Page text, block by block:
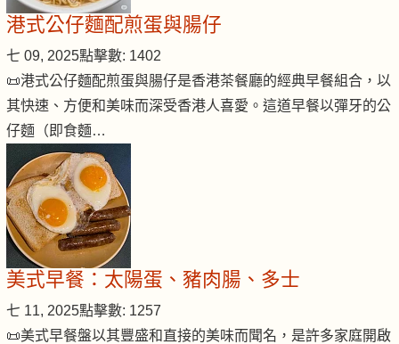
港式公仔麵配煎蛋與腸仔
七 09, 2025點擊數: 1402
📜港式公仔麵配煎蛋與腸仔是香港茶餐廳的經典早餐組合，以
其快速、方便和美味而深受香港人喜愛。這道早餐以彈牙的公
仔麵（即食麵…
美式早餐：太陽蛋、豬肉腸、多士
七 11, 2025點擊數: 1257
📜美式早餐盤以其豐盛和直接的美味而聞名，是許多家庭開啟